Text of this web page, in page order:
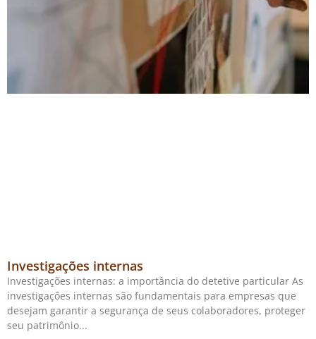
Investigações internas
Investigações internas: a importância do detetive particular As
investigações internas são fundamentais para empresas que
desejam garantir a segurança de seus colaboradores, proteger
seu patrimônio